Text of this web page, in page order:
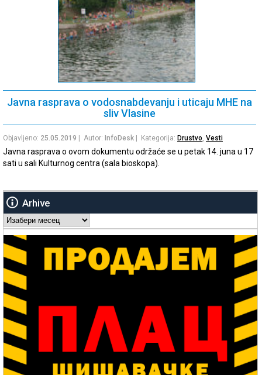
Javna rasprava o vodosnabdevanju i uticaju MHE na
sliv Vlasine
Objavljeno: 25.05.2019 | Autor: InfoDesk | Kategorija: Drustvo, Vesti
Javna rasprava o ovom dokumentu održaće se u petak 14. juna u 17
sati u sali Kulturnog centra (sala bioskopa).
Arhive
Arhive